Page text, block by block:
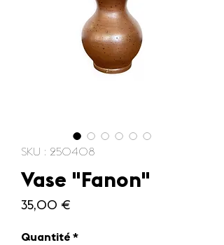
SKU : 250408
Vase "Fanon"
35,00 €
Quantité *